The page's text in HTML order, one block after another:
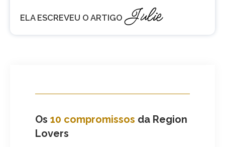
ELA ESCREVEU O ARTIGO Julie
Os 10 compromissos da Region
Lovers